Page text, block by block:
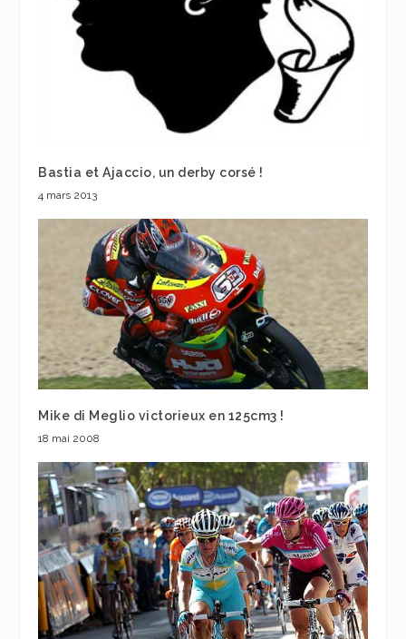
Bastia et Ajaccio, un derby corsé !
4 mars 2013
Mike di Meglio victorieux en 125cm3 !
18 mai 2008